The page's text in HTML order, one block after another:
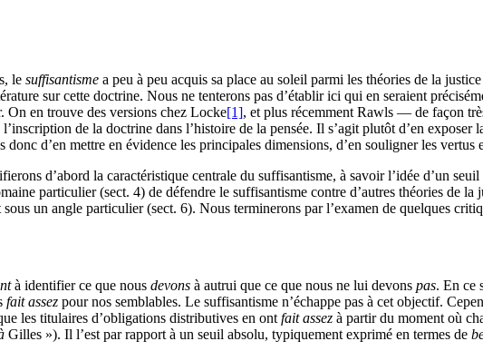
le suffisantisme a peu à peu acquis sa place au soleil parmi les théories de la
sur cette doctrine. Nous ne tenterons pas d’établir ici qui en seraient
On en trouve des versions chez Locke[1], et plus récemment Rawls — de façon
de la doctrine dans l’histoire de la pensée. Il s’agit plutôt d’en
donc d’en mettre en évidence les principales dimensions, d’en souligner les
d’abord la caractéristique centrale du suffisantisme, à savoir l’idée d’un
particulier (sect. 4) de défendre le suffisantisme contre d’autres théories de
un angle particulier (sect. 6). Nous terminerons par l’examen de quelques
à identifier ce que nous devons à autrui que ce que nous ne lui devons pas. En ce
fait assez pour nos semblables. Le suffisantisme n’échappe pas à cet objectif.
les titulaires d’obligations distributives en ont fait assez à partir du moment où
Gilles »). Il l’est par rapport à un seuil absolu, typiquement exprimé en termes de